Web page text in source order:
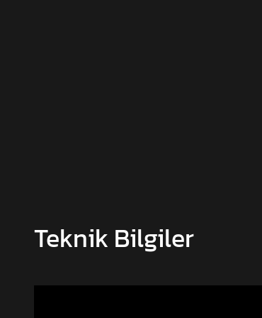
Teknik Bilgiler